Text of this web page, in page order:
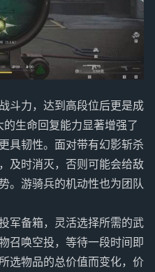
斗力，达到高段位后更是成
生命回复能力显著增强了
具韧性。面对带有幻影斩杀
及时消灭，否则可能会给敌
。游骑兵的机动性也为团队
军备箱，灵活选择所需的武
召唤空投，等待一段时间即
选物品的总价值而变化，价